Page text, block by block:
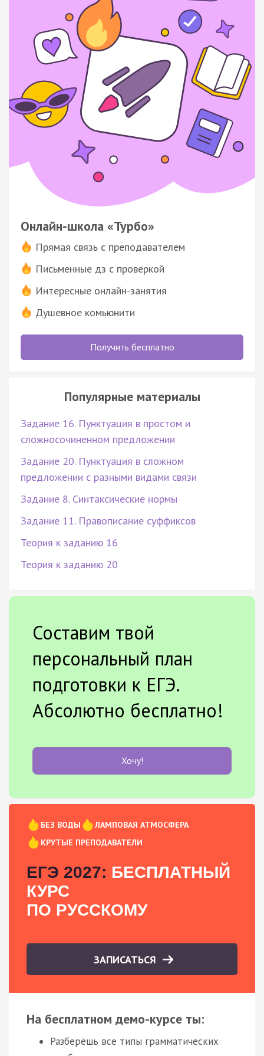
Онлайн-школа «Турбо»
Прямая связь с преподавателем
Письменные дз с проверкой
Интересные онлайн-занятия
Душевное комьюнити
Получить бесплатно
Популярные материалы
Задание 16. Пунктуация в простом и
сложносочиненном предложении
Задание 20. Пунктуация в сложном
предложении с разными видами связи
Задание 8. Синтаксические нормы
Задание 11. Правописание суффиксов
Теория к заданию 16
Теория к заданию 20
Составим твой
персональный план
подготовки к ЕГЭ.
Абсолютно бесплатно!
Хочу!
БЕЗ ВОДЫ
ЛАМПОВАЯ АТМОСФЕРА
КРУТЫЕ ПРЕПОДАВАТЕЛИ
ЕГЭ 2027: БЕСПЛАТНЫЙ
КУРС
ПО РУССКОМУ
ЗАПИСАТЬСЯ
На бесплатном демо-курсе ты:
Разберёшь все типы грамматических